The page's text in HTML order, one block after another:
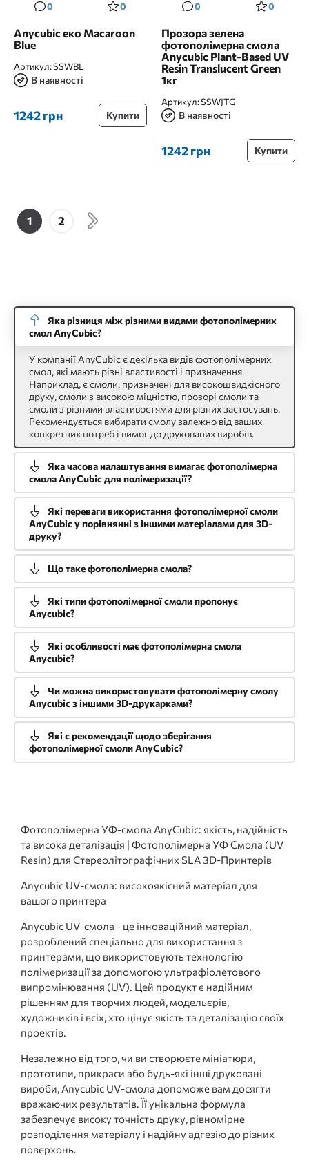
0 0
Anycubic еко Macaroon
Blue
Артикул:SSWBL
В наявності
1242 грн Купити
0 0
Прозора зелена
фотополімерна смола
Anycubic Plant-Based UV
Resin Translucent Green
1кг
Артикул:SSWJTG
В наявності
1242 грн Купити
1 2
Яка різниця між різними видами фотополімерних
смол AnyCubic?
У компанії AnyCubic є декілька видів фотополімерних
смол, які мають різні властивості і призначення.
Наприклад, є смоли, призначені для високошвидкісного
друку, смоли з високою міцністю, прозорі смоли та
смоли з різними властивостями для різних застосувань.
Рекомендується вибирати смолу залежно від ваших
конкретних потреб і вимог до друкованих виробів.
Яка часова налаштування вимагає фотополімерна
смола AnyCubic для полімеризації?
Які переваги використання фотополімерної смоли
AnyCubic у порівнянні з іншими матеріалами для 3D-
друку?
Що таке фотополімерна смола?
Які типи фотополімерної смоли пропонує
Anycubic?
Які особливості має фотополімерна смола
Anycubic?
Чи можна використовувати фотополімерну смолу
Anycubic з іншими 3D-друкарками?
Які є рекомендації щодо зберігання
фотополімерної смоли AnyCubic?
Фотополімерна УФ-смола AnyCubic: якість, надійність
та висока деталізація | Фотополімерна УФ Смола (UV
Resin) для Стереолітографічних SLA 3D-Принтерів
Anycubic UV-смола: високоякісний матеріал для
вашого принтера
Anycubic UV-смола - це інноваційний матеріал,
розроблений спеціально для використання з
принтерами, що використовують технологію
полімеризації за допомогою ультрафіолетового
випромінювання (UV). Цей продукт є надійним
рішенням для творчих людей, модельєрів,
художників і всіх, хто цінує якість та деталізацію своїх
проектів.
Незалежно від того, чи ви створюєте мініатюри,
прототипи, прикраси або будь-які інші друковані
вироби, Anycubic UV-смола допоможе вам досягти
вражаючих результатів. Її унікальна формула
забезпечує високу точність друку, рівномірне
розподілення матеріалу і надійну адгезію до різних
поверхонь.